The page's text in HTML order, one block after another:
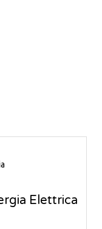
Elettrica